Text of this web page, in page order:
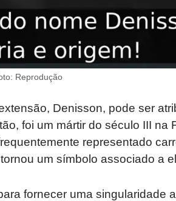
Reprodução
Denisson, pode ser
foi um mártir do século III na
representado
um símbolo associado a
fornecer uma singularidade